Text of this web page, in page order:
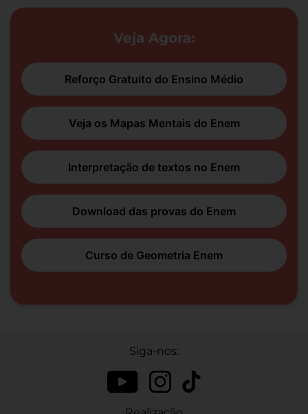
Veja Agora:
Reforço Gratuito do Ensino Médio
Veja os Mapas Mentais do Enem
Interpretação de textos no Enem
Download das provas do Enem
Curso de Geometria Enem
Siga-nos: